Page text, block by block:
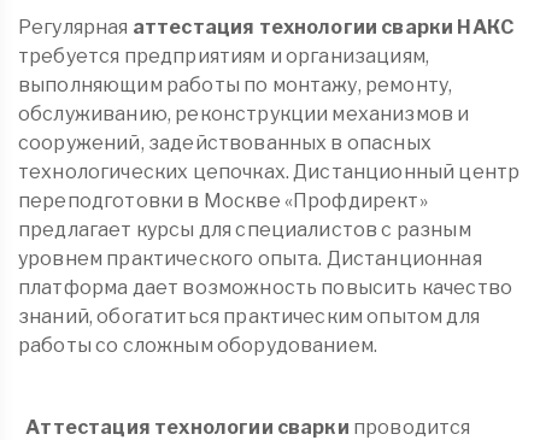
Регулярная аттестация технологии сварки НАКС
требуется предприятиям и организациям,
выполняющим работы по монтажу, ремонту,
обслуживанию, реконструкции механизмов и
сооружений, задействованных в опасных
технологических цепочках. Дистанционный центр
переподготовки в Москве «Профдирект»
предлагает курсы для специалистов с разным
уровнем практического опыта. Дистанционная
платформа дает возможность повысить качество
знаний, обогатиться практическим опытом для
работы со сложным оборудованием.
Аттестация технологии сварки проводится